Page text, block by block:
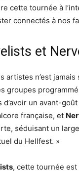
cette tournée à
connectés à nos
et
artistes n’est
groupes
d’avoir un avant-
française, et
séduisant un
du Hellfest. »
, cette tournée